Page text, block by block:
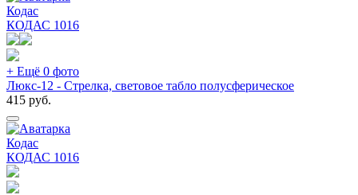
Кодас
КОДАС 1016
+ Ещё 0 фото
Люкс-12 - Стрелка, световое табло полусферическое
415 руб.
Кодас
КОДАС 1016